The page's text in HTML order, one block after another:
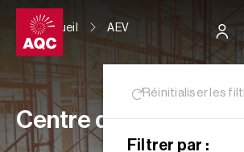
Panneau de gestion des cookies
Accueil AEV
Réinitialiser les
Filtrer par :
Centre de ressources